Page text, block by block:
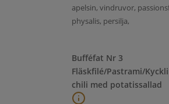
apelsin, vindruvor,
physalis, persilja,
Bufféfat Nr 3
Fläskfilé/Pastrami/
chili med potatissallad